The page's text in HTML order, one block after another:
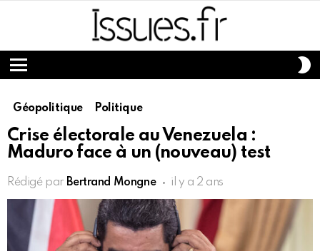
Menu
Géopolitique Politique
Crise électorale au Venezuela :
Maduro face à un (nouveau) test
Rédigé par Bertrand Mongne il y a 2 ans